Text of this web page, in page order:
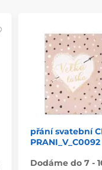
přání svatební
PRANI_V_C0092
Dodáme do 7 -